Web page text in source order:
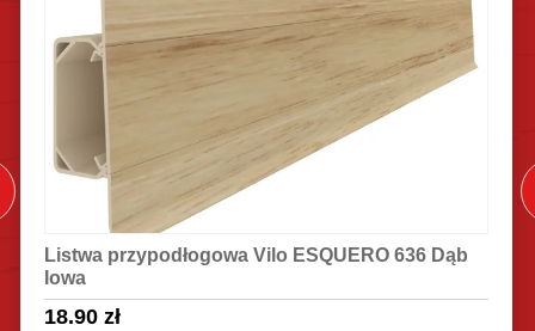
Listwa przypodłogowa Vilo ESQUERO 636 Dąb
Iowa
18.90 zł